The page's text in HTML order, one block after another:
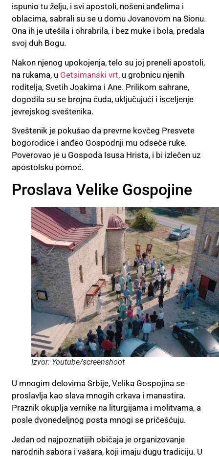
ispunio tu želju, i svi apostoli, nošeni anđelima i
oblacima, sabrali su se u domu Jovanovom na Sionu.
Ona ih je utešila i ohrabrila, i bez muke i bola, predala
svoj duh Bogu.
Nakon njenog upokojenja, telo su joj preneli apostoli,
na rukama, u Getsimanski vrt, u grobnicu njenih
roditelja, Svetih Joakima i Ane. Prilikom sahrane,
dogodila su se brojna čuda, uključujući i isceljenje
jevrejskog sveštenika.
Sveštenik je pokušao da prevrne kovčeg Presvete
bogorodice i anđeo Gospodnji mu odseče ruke.
Poverovao je u Gospoda Isusa Hrista, i bi izlečen uz
apostolsku pomoć.
Proslava Velike Gospojine
Izvor: Youtube/screenshoot
U mnogim delovima Srbije, Velika Gospojina se
proslavlja kao slava mnogih crkava i manastira.
Praznik okuplja vernike na liturgijama i molitvama, a
posle dvonedeljnog posta mnogi se pričešćuju.
Jedan od najpoznatijih običaja je organizovanje
narodnih sabora i vašara, koji imaju dugu tradiciju. U